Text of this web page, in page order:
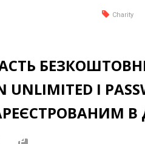
Charity
І
В